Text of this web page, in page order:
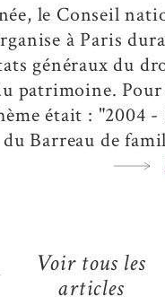
le Conseil
à Paris
généraux du
patrimoine.
était : "2004 -
Barreau de
Voir tous les
articles